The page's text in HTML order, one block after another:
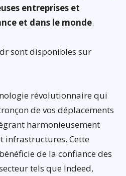
entreprises et
et dans le monde.
sont disponibles sur
révolutionnaire qui
de vos déplacements
harmonieusement
infrastructures. Cette
de la confiance des
tels que Indeed,